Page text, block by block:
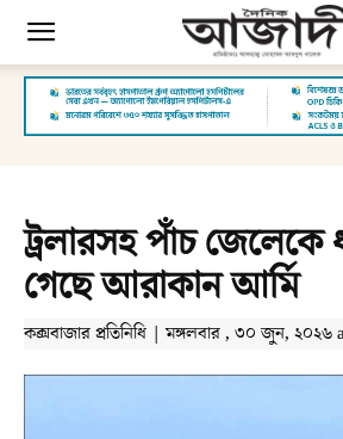
ট্রলারসহ পাঁচ জেলেকে
গেছে আরাকান আর্মি
কক্সবাজার প্রতিনিধি | মঙ্গলবার , ৩০ জুন, ২০২৬